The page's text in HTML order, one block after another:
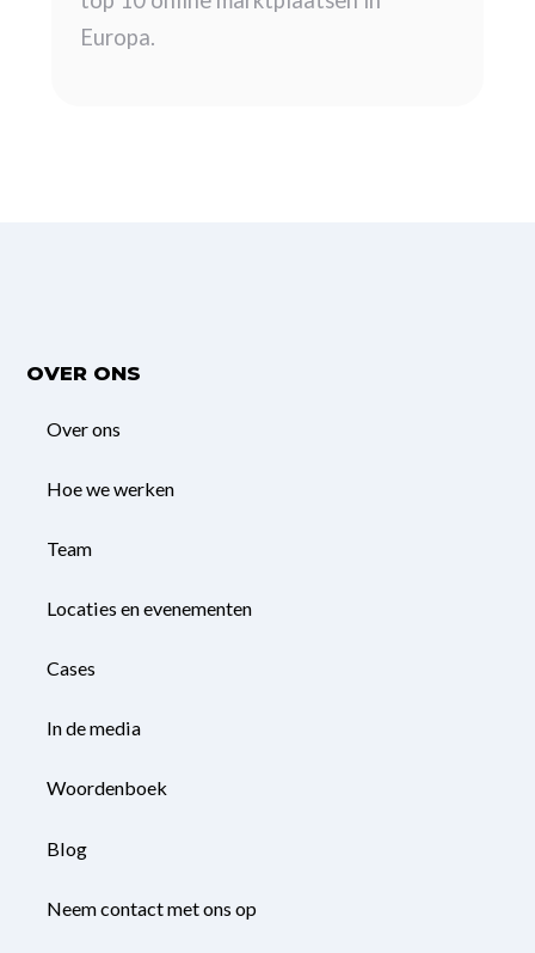
Europa.
OVER ONS
Over ons
Hoe we werken
Team
Locaties en evenementen
Cases
In de media
Woordenboek
Blog
Neem contact met ons op